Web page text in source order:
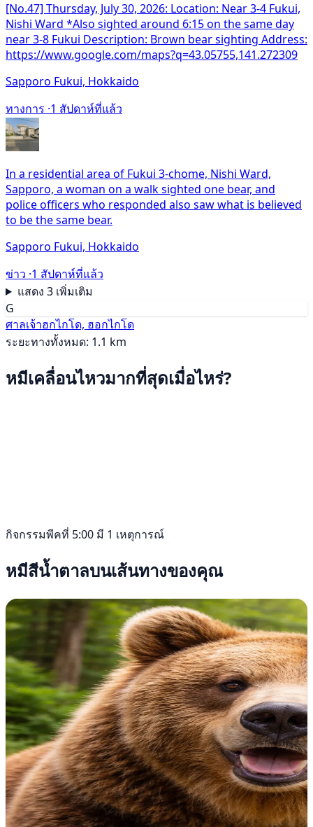
[No.47] Thursday, July 30, 2026: Location: Near 3-4 Fukui,
Nishi Ward *Also sighted around 6:15 on the same day
near 3-8 Fukui Description: Brown bear sighting Address:
https://www.google.com/maps?q=43.05755,141.272309
Sapporo Fukui, Hokkaido
ทางการ ·1 สัปดาห์ที่แล้ว
In a residential area of Fukui 3-chome, Nishi Ward,
Sapporo, a woman on a walk sighted one bear, and
police officers who responded also saw what is believed
to be the same bear.
Sapporo Fukui, Hokkaido
ข่าว ·1 สัปดาห์ที่แล้ว
แสดง 3 เพิ่มเติม
G
ศาลเจ้าฮกไกโด, ฮอกไกโด
ระยะทางทั้งหมด: 1.1 km
หมีเคลื่อนไหวมากที่สุดเมื่อไหร่?
กิจกรรมพีคที่ 5:00 มี 1 เหตุการณ์
หมีสีน้ำตาลบนเส้นทางของคุณ